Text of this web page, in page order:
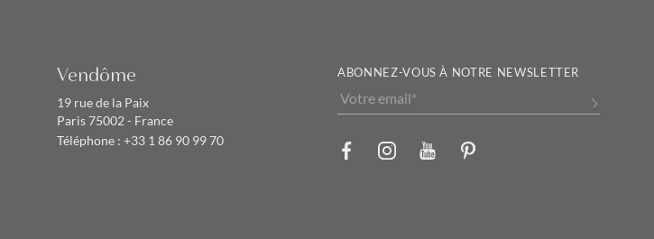
Vendôme
19 rue de la Paix
Paris 75002 - France
Téléphone : +33 1 86 90 99 70
ABONNEZ-VOUS À NOTRE NEWSLETTER